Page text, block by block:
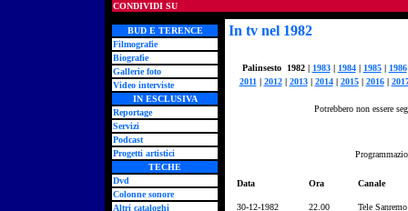
CONDIVIDI SU
BUD E TERENCE
Filmografie
Biografie
Gallerie foto
Video interviste
IN ESCLUSIVA
Reportage
Servizi
Podcast
Progetti artistici
TECHE
Dvd
Colonne sonore
Altri cataloghi
In tv nel 1982
Palinsesto 1982 | 1983| 1984| 1985| 1986
2011 | 2012| 2013| 2014| 2015| 2016|
Potrebbero non essere
Data Ora Canale
30-12-1982 22.00 Tele